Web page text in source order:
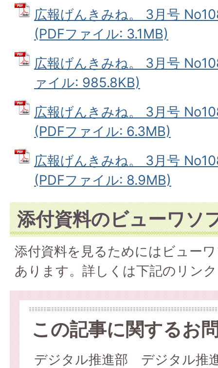
広報げんきみね。 3月号
(PDFファイル: 3.1MB)
広報げんきみね。 3月号
ァイル: 985.8KB)
広報げんきみね。 3月号
(PDFファイル: 6.3MB)
広報げんきみね。 3月号
(PDFファイル: 8.9MB)
添付資料のビューワソ
添付資料を見るためにはビュー
あります。詳しくは下記のリン
この記事に関するお
デジタル推進部 デジタル推